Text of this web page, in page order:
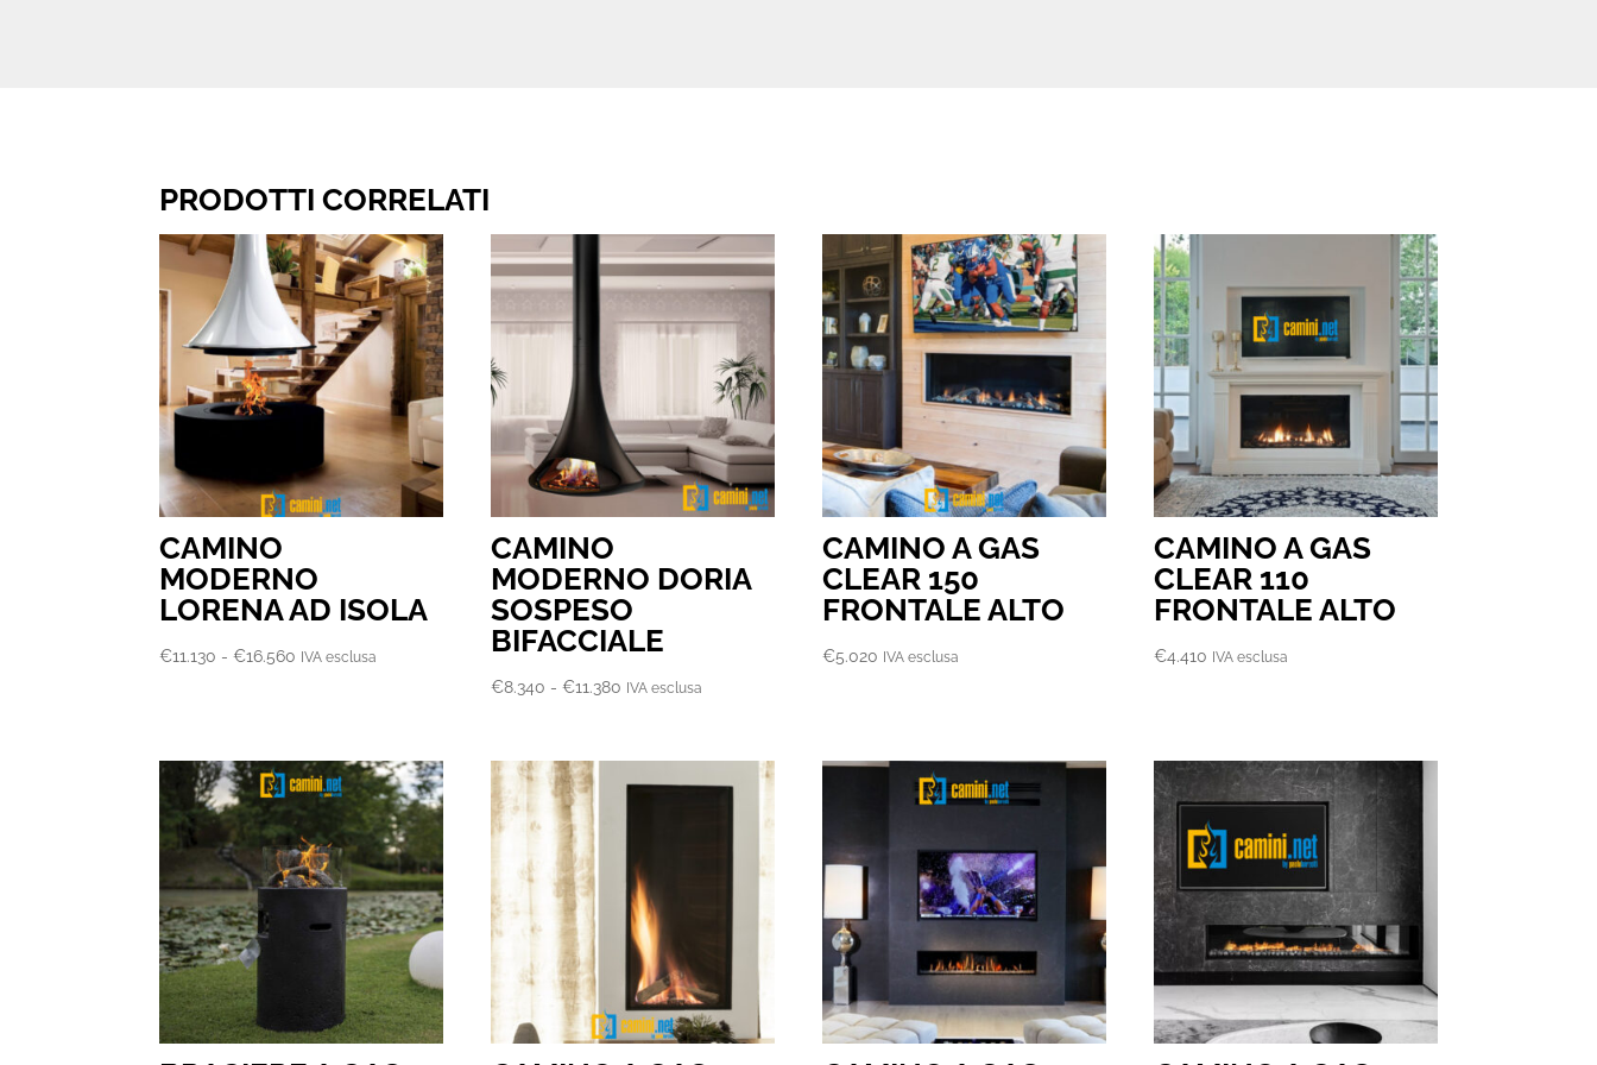
PRODOTTI CORRELATI
CAMINO
MODERNO
LORENA AD ISOLA
€11.130 - €16.560 Fascia
€11.130
a
€16.560
IVA esclusa
CAMINO
MODERNO DORIA
SOSPESO
BIFACCIALE
€8.340 - €11.380 Fascia
€11.380
IVA esclusa
CAMINO A GAS
CLEAR 150
FRONTALE ALTO
€5.020 IVA esclusa
CAMINO A GAS
CLEAR 110
FRONTALE ALTO
€4.410 IVA esclusa